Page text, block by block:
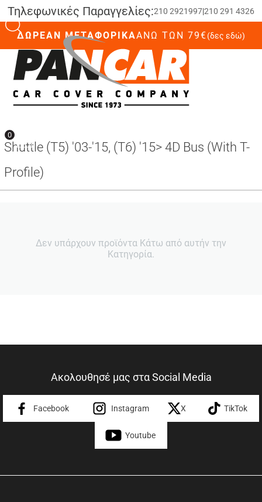
Τηλεφωνικές Παραγγελίες:210 2921997|210 291 4326
ΔΩΡΕΑΝ ΜΕΤΑΦΟΡΙΚΑΆΝΩ ΤΩΝ 79€(δες εδώ)
0
Shuttle (T5) '03-'15, (T6) '15> 4D Bus (With T-
Profile)
Δεν υπάρχουν προϊόντα Κάτω από αυτήν την
Κατηγορία.
Ακολουθησέ μας στα Social Media
Facebook Instagram X TikTok
Youtube